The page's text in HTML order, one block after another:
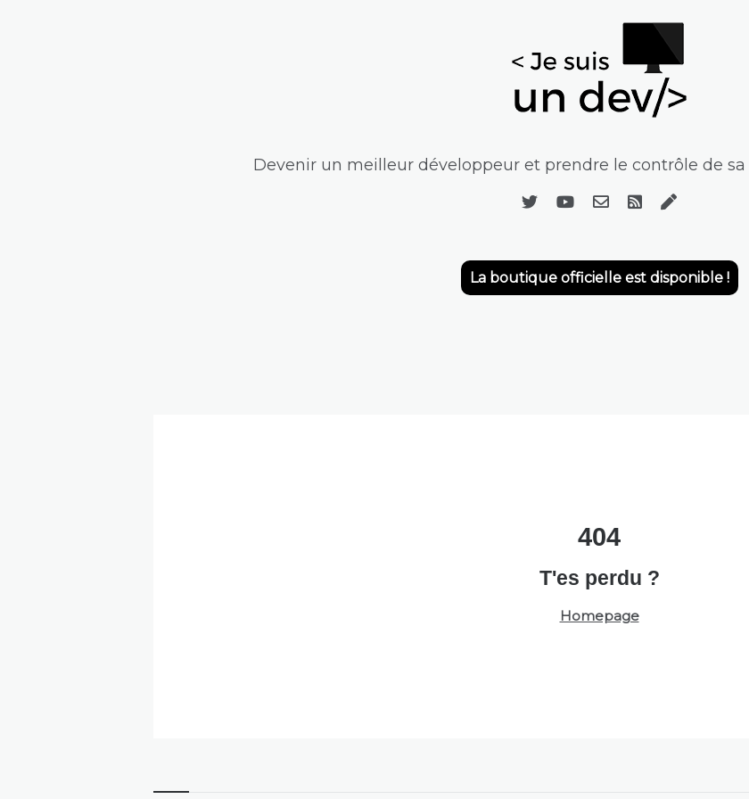
Devenir un meilleur développeur et prendre le contrôle de
La boutique officielle est disponible !
404
T'es perdu ?
Homepage